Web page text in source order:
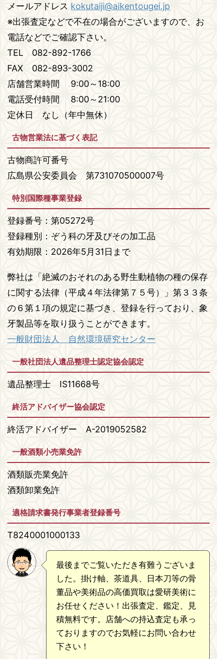
メールアドレス kokutaiji@aikentougei.jp
※出張査定などで不在の場合がございますので、お
電話などでご確認下さい。
TEL 082-892-1766
FAX 082-893-3002
店舗営業時間 9:00～18:00
電話受付時間 8:00～21:00
定休日 なし（年中無休）
古物営業法に基づく表記
古物商許可番号
広島県公安委員会 第731070500007号
特別国際種事業登録
登録番号：第05272号
登録種別：ぞう科の牙及びその加工品
有効期限：2026年5月31日まで
弊社は「絶滅のおそれのある野生動植物の種の保存
に関する法律（平成４年法律第７５号）」第３３条
の６第１項の規定に基づき、登録を行っており、象
牙製品等を取り扱うことができます。
一般財団法人 自然環境研究センター
一般社団法人遺品整理士認定協会認定
遺品整理士 IS11668号
終活アドバイザー協会認定
終活アドバイザー A-2019052582
一般酒類小売業免許
酒類販売業免許
酒類卸業免許
適格請求書発行事業者登録番号
T8240001000133
最後までご覧いただき有難うございま
した。掛け軸、茶道具、日本刀等の骨
董品や美術品の高価買取は愛研美術に
お任せください！出張査定、鑑定、見
積無料です。店舗への持込査定も承っ
ておりますのでお気軽にお問い合わせ
下さい！